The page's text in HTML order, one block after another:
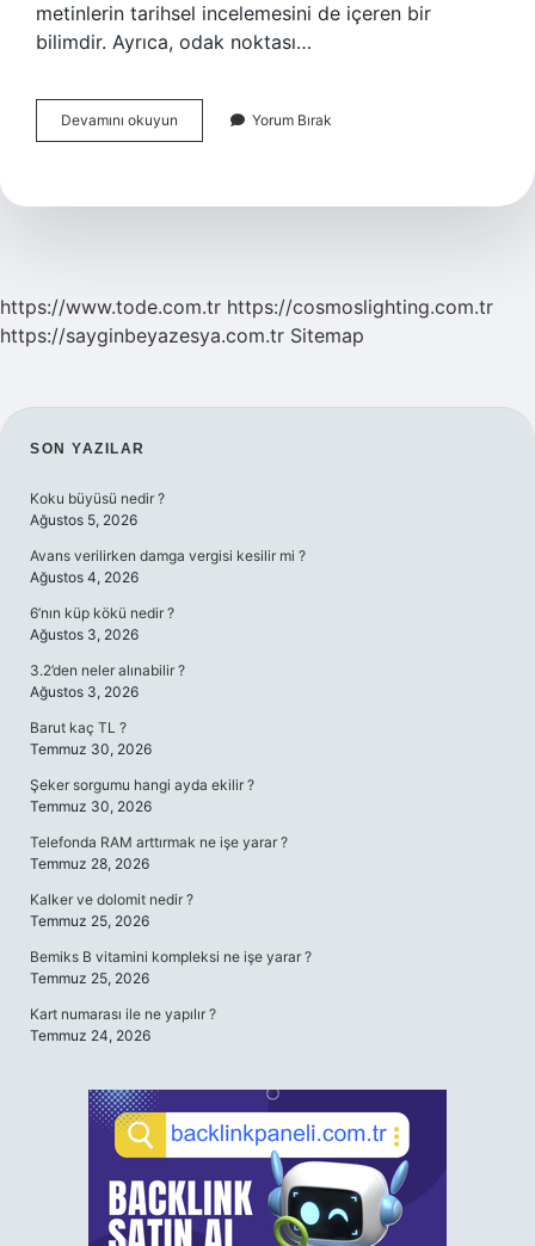
metinlerin tarihsel incelemesini de içeren bir
bilimdir. Ayrıca, odak noktası…
Devamını okuyun
Bilimi
Yorum Bırak
https://www.tode.com.tr https://cosmoslighting.com.tr
https://sayginbeyazesya.com.tr Sitemap
SIDEBAR
SON YAZILAR
Koku büyüsü nedir ?
Ağustos 5, 2026
Avans verilirken damga vergisi kesilir mi ?
Ağustos 4, 2026
6’nın küp kökü nedir ?
Ağustos 3, 2026
3.2’den neler alınabilir ?
Ağustos 3, 2026
Barut kaç TL ?
Temmuz 30, 2026
Şeker sorgumu hangi ayda ekilir ?
Temmuz 30, 2026
Telefonda RAM arttırmak ne işe yarar ?
Temmuz 28, 2026
Kalker ve dolomit nedir ?
Temmuz 25, 2026
Bemiks B vitamini kompleksi ne işe yarar ?
Temmuz 25, 2026
Kart numarası ile ne yapılır ?
Temmuz 24, 2026